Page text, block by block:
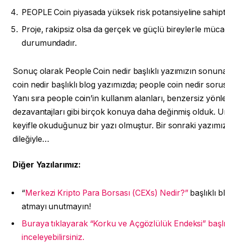
PEOPLE Coin piyasada yüksek risk potansiyeline
Proje, rakipsiz olsa da gerçek ve güçlü bireylerle
durumundadır.
Sonuç olarak People Coin nedir başlıklı yazımızın
coin nedir başlıklı blog yazımızda; people coin nedir
Yanı sıra people coin’in kullanım alanları, benzersiz
dezavantajları gibi birçok konuya daha değinmiş olduk.
keyifle okuduğunuz bir yazı olmuştur. Bir sonraki
dileğiyle…
Diğer Yazılarımız:
“Merkezi Kripto Para Borsası (CEXs) Nedir?”başlıklı
atmayı unutmayın!
Buraya tıklayarak “Korku ve Açgözlülük Endeksi”
inceleyebilirsiniz.